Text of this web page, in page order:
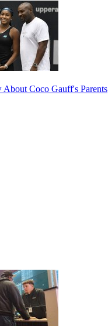
Coco Gauff's Parents